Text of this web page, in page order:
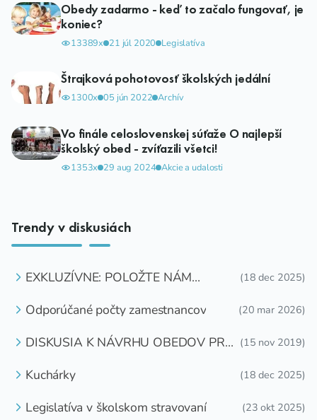
Obedy zadarmo - keď to začalo fungovať, je
koniec?
13389x 21 júl 2020 Legislatíva
Štrajková pohotovosť školských jedální
1300x 05 jún 2022 Archív
Vo finále celoslovenskej súťaže O najlepší
školský obed - zvíťazili všetci!
1353x 29 aug 2024 Akcie a udalosti
Trendy v diskusiách
EXKLUZÍVNE: POLOŽTE NÁM
(18 dec 2025)
Odporúčané počty zamestnancov (20 mar 2026)
DISKUSIA K NÁVRHU OBEDOV PRE
(15 nov 2019)
Kuchárky (18 dec 2025)
Legislatíva v školskom stravovaní (23 okt 2025)